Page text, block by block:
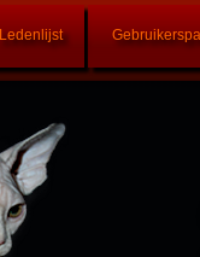
Ledenlijst